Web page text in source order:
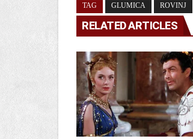
TAG GLUMICA ROVINJ
RELATED ARTICLES